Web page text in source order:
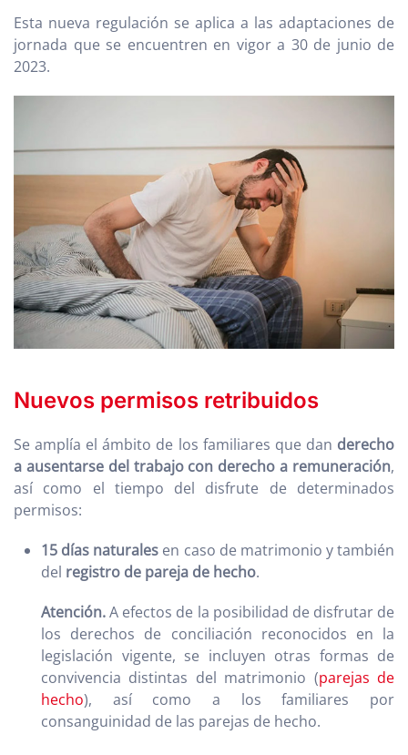
Esta nueva regulación se aplica a las adaptaciones de
jornada que se encuentren en vigor a 30 de junio de
2023.
Nuevos permisos retribuidos
Se amplía el ámbito de los familiares que dan derecho
a ausentarse del trabajo con derecho a remuneración,
así como el tiempo del disfrute de determinados
permisos:
15 días naturales en caso de matrimonio y también
del registro de pareja de hecho.
Atención.A efectos de la posibilidad de disfrutar de
los derechos de conciliación reconocidos en la
legislación vigente, se incluyen otras formas de
convivencia distintas del matrimonio (parejas de
hecho), así como a los familiares por
consanguinidad de las parejas de hecho.